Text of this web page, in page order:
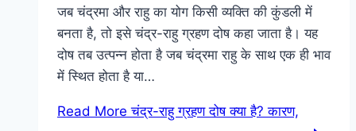
जब चंद्रमा और राहु का योग किसी व्यक्ति की कुंडली में
बनता है, तो इसे चंद्र-राहु ग्रहण दोष कहा जाता है। यह
दोष तब उत्पन्न होता है जब चंद्रमा राहु के साथ एक ही भाव
में स्थित होता है या…
Read More चंद्र-राहु ग्रहण दोष क्या है? कारण,